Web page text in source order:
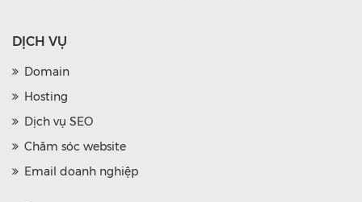
DỊCH VỤ
Domain
Hosting
Dịch vụ SEO
Chăm sóc website
Email doanh nghiệp